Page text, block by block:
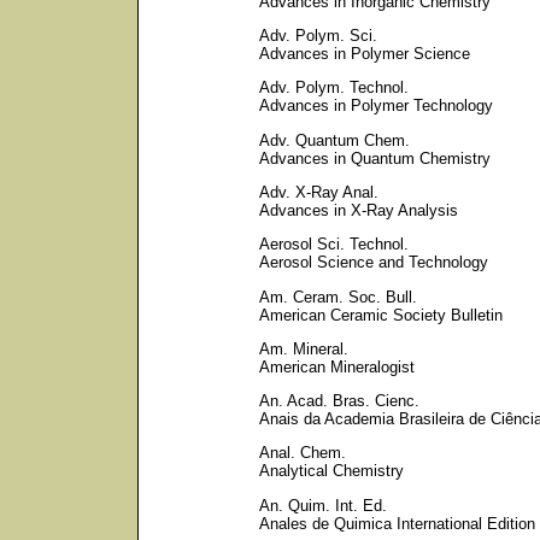
Adv. Polym. Sci.
Advances in Polymer Science
Adv. Polym. Technol.
Advances in Polymer Technology
Adv. Quantum Chem.
Advances in Quantum Chemistry
Adv. X-Ray Anal.
Advances in X-Ray Analysis
Aerosol Sci. Technol.
Aerosol Science and Technology
Am. Ceram. Soc. Bull.
American Ceramic Society Bulletin
Am. Mineral.
American Mineralogist
An. Acad. Bras. Cienc.
Anais da Academia Brasileira de
Anal. Chem.
Analytical Chemistry
An. Quim. Int. Ed.
Anales de Quimica International Edition